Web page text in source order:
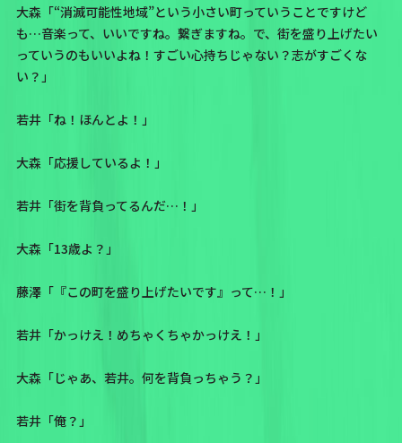
大森「“消滅可能性地域”という小さい町っていうことですけど
も…音楽って、いいですね。繋ぎますね。で、街を盛り上げたい
っていうのもいいよね！すごい心持ちじゃない？志がすごくな
い？」
若井「ね！ほんとよ！」
大森「応援しているよ！」
若井「街を背負ってるんだ…！」
大森「13歳よ？」
藤澤「『この町を盛り上げたいです』って…！」
若井「かっけえ！めちゃくちゃかっけえ！」
大森「じゃあ、若井。何を背負っちゃう？」
若井「俺？」